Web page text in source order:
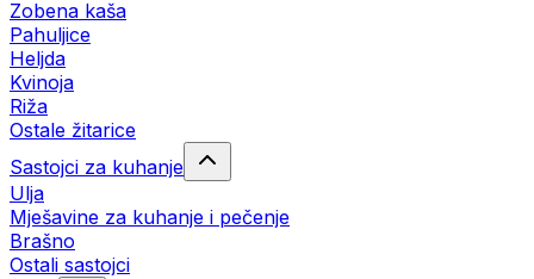
Zobena kaša
Pahuljice
Heljda
Kvinoja
Riža
Ostale žitarice
Sastojci za kuhanje
Ulja
Mješavine za kuhanje i pečenje
Brašno
Ostali sastojci